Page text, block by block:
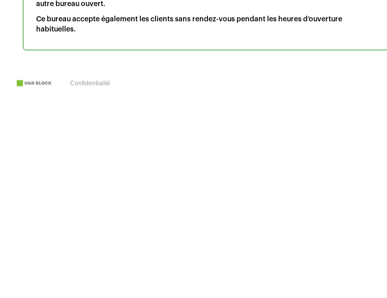
autre bureau ouvert.
Ce bureau accepte également les clients sans rendez-vous pendant les heures d’ouverture
habituelles.
Confidentialité